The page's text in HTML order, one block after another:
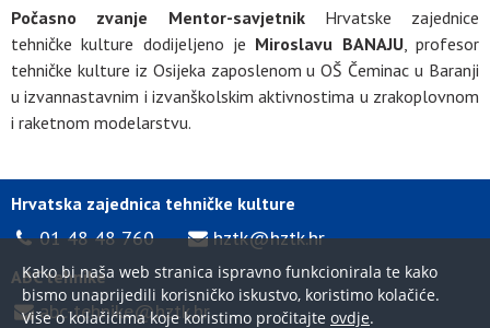
Počasno zvanje Mentor-savjetnikHrvatske zajednice
tehničke kulture dodijeljeno je Miroslavu BANAJU, profesor
tehničke kulture iz Osijeka zaposlenom u OŠ Čeminac u Baranji
u izvannastavnim i izvanškolskim aktivnostima u zrakoplovnom
i raketnom modelarstvu.
Hrvatska zajednica tehničke kulture
01 48 48 760 hztk@hztk.hr
ABC tehnike
abc-tehnike@hztk.hr
Kako bi naša web stranica ispravno funkcionirala te kako
bismo unaprijedili korisničko iskustvo, koristimo kolačiće.
Više o kolačićima koje koristimo pročitajte ovdje.